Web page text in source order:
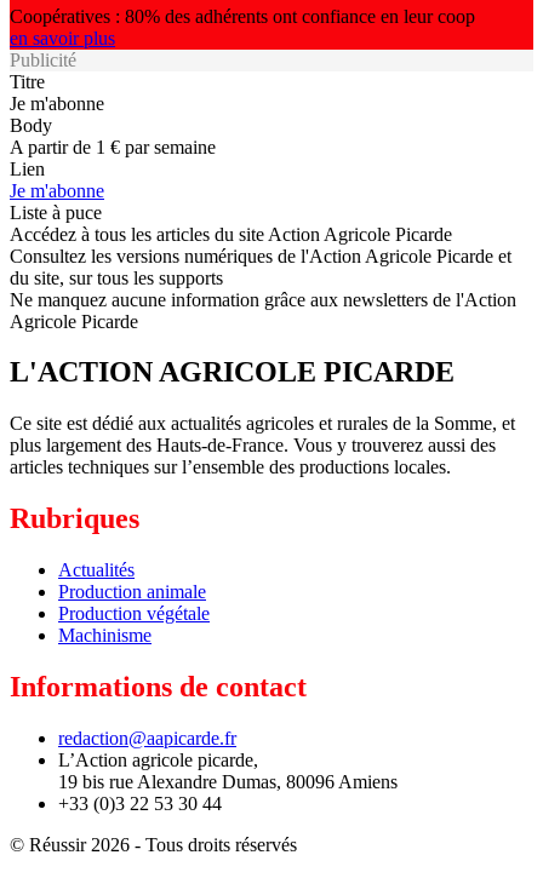
Coopératives : 80% des adhérents ont confiance en leur coop
en savoir plus
Publicité
Titre
Je m'abonne
Body
A partir de 1 € par semaine
Lien
Je m'abonne
Liste à puce
Accédez à tous les articles du site Action Agricole Picarde
Consultez les versions numériques de l'Action Agricole Picarde et
du site, sur tous les supports
Ne manquez aucune information grâce aux newsletters de l'Action
Agricole Picarde
L'ACTION AGRICOLE PICARDE
Ce site est dédié aux actualités agricoles et rurales de la Somme, et
plus largement des Hauts-de-France. Vous y trouverez aussi des
articles techniques sur l’ensemble des productions locales.
Rubriques
Actualités
Production animale
Production végétale
Machinisme
Informations de contact
redaction@aapicarde.fr
L’Action agricole picarde,
19 bis rue Alexandre Dumas, 80096 Amiens
+33 (0)3 22 53 30 44
© Réussir 2026 - Tous droits réservés